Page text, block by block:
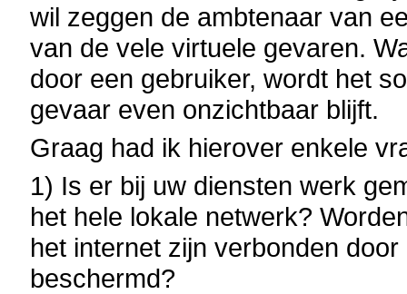
wil zeggen de ambtenaar van
van de vele virtuele gevaren.
door een gebruiker, wordt het
gevaar even onzichtbaar blijft.
Graag had ik hierover enkele
1) Is er bij uw diensten werk
het hele lokale netwerk?
het internet zijn verbonden
beschermd?